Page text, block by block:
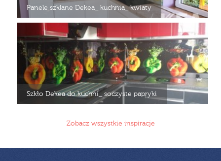
Panele szklane Dekea_ kuchnia_ kwiaty
Szkło Dekea do kuchni_ soczyste papryki
Zobacz wszystkie inspiracje